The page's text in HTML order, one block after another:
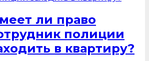
ли право
полиции
в квартиру?